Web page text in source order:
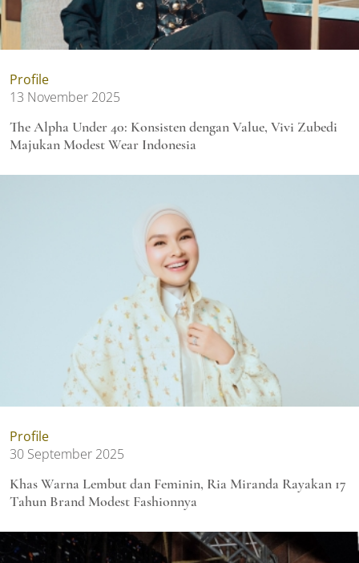
Profile
13 November 2025
The Alpha Under 40: Konsisten dengan Value, Vivi Zubedi
Majukan Modest Wear Indonesia
Profile
30 September 2025
Khas Warna Lembut dan Feminin, Ria Miranda Rayakan 17
Tahun Brand Modest Fashionnya